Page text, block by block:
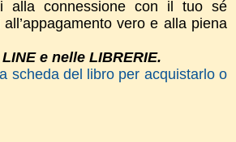
alla connessione con il tuo sé
vero e alla piena
e nelle LIBRERIE.
scheda del libro per acquistarlo o